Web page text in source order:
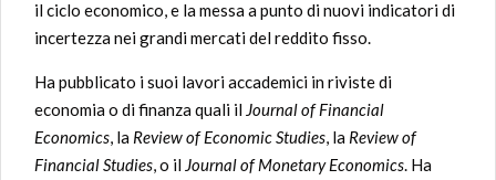
il ciclo economico, e la messa a punto di nuovi indicatori di
incertezza nei grandi mercati del reddito fisso.
Ha pubblicato i suoi lavori accademici in riviste di
economia o di finanza quali il Journal of Financial
Economics , la Review of Economic Studies , la Review of
Financial Studies , o il Journal of Monetary Economics . Ha